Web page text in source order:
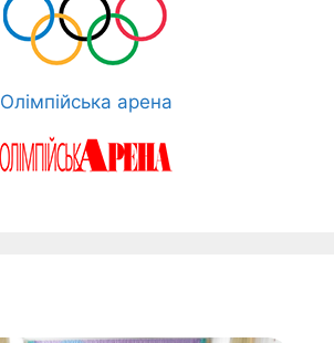
Олімпійська арена